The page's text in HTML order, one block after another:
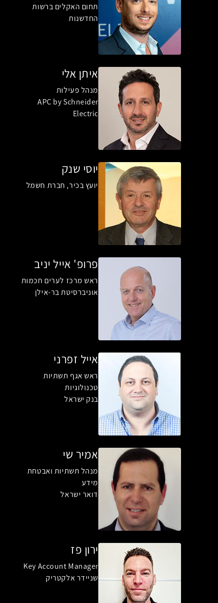
תחום האקלים ברשות
החדשנות
איתן אלי
מנהל פעילות
APC by Schneider
Electric
יוסי שנק
יועץ בכיר, חברת חשמל
פרופ' אייל יניב
ראש מרכז לערים חכמות
אוניברסיטת בר-אילן
אייל זפרני
ראש אגף תשתיות
טכנולוגיות
בנק ישראל
אמיר שי
מנהל תשתיות ואבטחת
מידע
דואר ישראל
ירון פז
Key Account Manager
שניידר אלקטריק